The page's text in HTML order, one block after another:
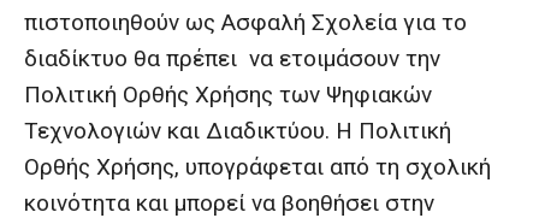
πιστοποιηθούν ως Ασφαλή Σχολεία για το
διαδίκτυο θα πρέπει να ετοιμάσουν την
Πολιτική Ορθής Χρήσης των Ψηφιακών
Τεχνολογιών και Διαδικτύου. Η Πολιτική
Ορθής Χρήσης, υπογράφεται από τη σχολική
κοινότητα και μπορεί να βοηθήσει στην